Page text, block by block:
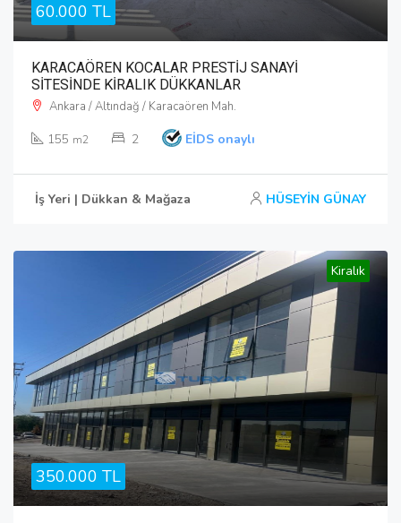
60.000 TL
KARACAÖREN KOCALAR PRESTİJ SANAYİ
SİTESİNDE KİRALIK DÜKKANLAR
Ankara / Altındağ / Karacaören Mah.
155 m2 2 EİDS onaylı
İş Yeri | Dükkan & Mağaza HÜSEYİN GÜNAY
Kiralık
350.000 TL